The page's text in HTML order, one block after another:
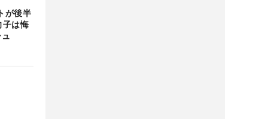
が後半
は悔